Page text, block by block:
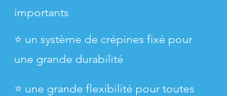
importants
⭐ un système de crépines fixé pour
une grande durabilité
⭐ une grande flexibilité pour toutes